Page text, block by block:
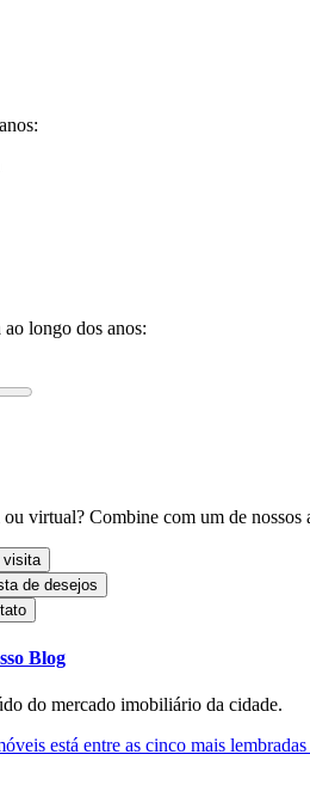
longo dos anos:
virtual? Combine com um de nossos
visita
de desejos
Blog
do mercado imobiliário da cidade.